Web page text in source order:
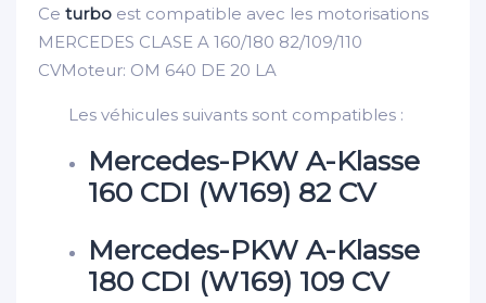
Ce turbo est compatible avec les motorisations
MERCEDES CLASE A 160/180 82/109/110
CVMoteur: OM 640 DE 20 LA
Les véhicules suivants sont compatibles :
Mercedes-PKW A-Klasse
160 CDI (W169) 82 CV
Mercedes-PKW A-Klasse
180 CDI (W169) 109 CV